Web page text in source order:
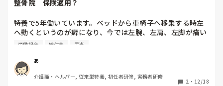
整骨院　保険適用？
特養で5年働いています。ベッドから車椅子へ移乗する時左
へ動くというのが癖になり、今では左腕、左肩、左脚が痛い
です。整骨院に通っていますが保険適用されません。
左半身が痛み出した数年前すぐに職場に申し出ませんでし
た。整骨院に行き出したのは最近です。その為左半身の痛み
は仕事外の理由もあると捉えられ、労災保険を使えない？の
労働組合 給付金 手当
あ
介護職・ヘルパー, 従来型特養, 初任者研修, 実務者研修
2 ・ 12/18